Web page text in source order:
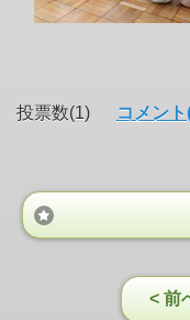
投票数(1) コメント
< 前